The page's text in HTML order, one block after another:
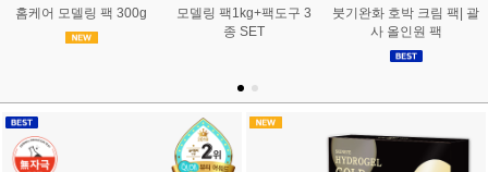
홈케어 모델링 팩 300g
모델링 팩1kg+팩도구 3
종 SET
붓기완화 호박 크림 팩| 괄
사 올인원 팩